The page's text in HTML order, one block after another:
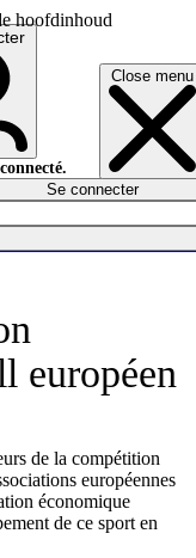
hoofdinhoud
Close menu
Se connecter
européen
de la compétition
européennes
économique
de ce sport en